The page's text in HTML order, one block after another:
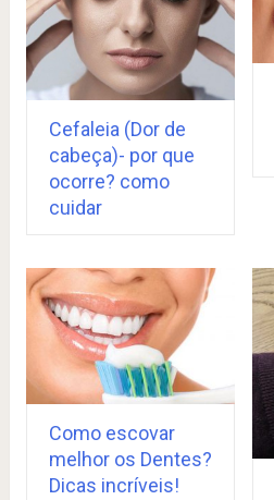
Cefaleia (Dor de
cabeça)- por que
ocorre? como
cuidar
Como escovar
melhor os Dentes?
Dicas incríveis!